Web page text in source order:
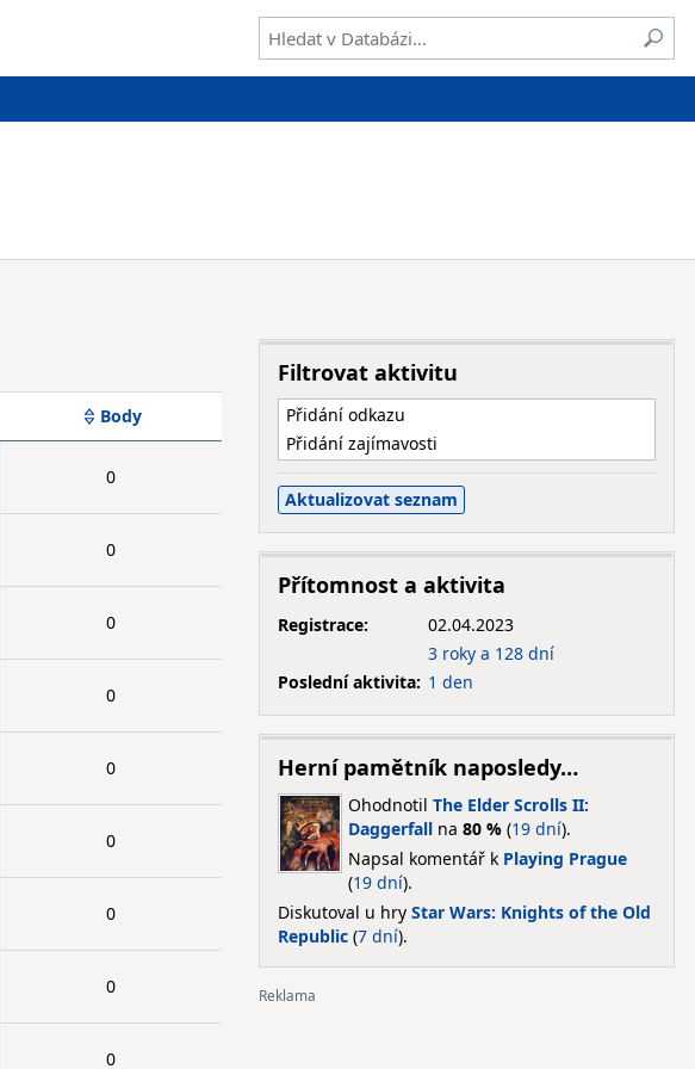
Body
0
0
0
0
0
0
0
0
0
Filtrovat aktivitu
Přidání odkazu
Přidání zajímavosti
Přítomnost a aktivita
Registrace:
02.04.2023
3 roky a 128 dní
Poslední aktivita: 1 den
Herní pamětník naposledy…
Ohodnotil The Elder Scrolls II:
Daggerfallna 80 %(19 dní).
Napsal komentář k Playing Prague
(19 dní).
Diskutoval u hry Star Wars: Knights of the Old
Republic(7 dní).